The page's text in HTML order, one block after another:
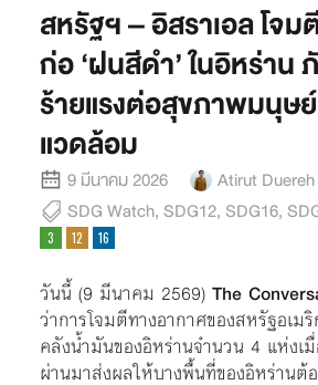
สหรัฐฯ – อิสราเอล โจ
ก่อ ‘ฝนสีดำ’ ในอิหร่าน
ร้ายแรงต่อสุขภาพมนุษย์
แวดล้อม
9 มีนาคม 2026 Atirut Duereh
SDG Watch, SDG12, SDG16,
วันนี้ (9 มีนาคม 2569) The
ว่าการโจมตีทางอากาศของสหรัฐอเม
คลังน้ำมันของอิหร่านจำนวน 4 แห่งเ
ผ่านมาส่งผลให้บางพื้นที่ของอิหร่านต้